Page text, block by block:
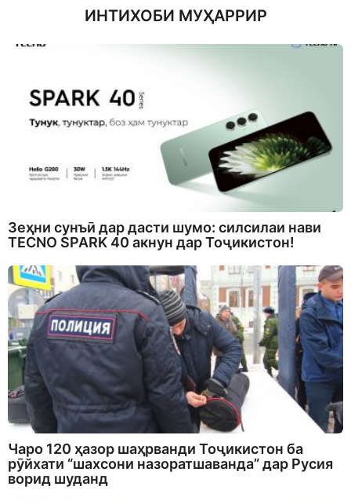
ИНТИХОБИ МУҲАРРИР
Зеҳни сунъӣ дар дасти шумо: силсилаи нави
TECNO SPARK 40 акнун дар Тоҷикистон!
Чаро 120 ҳазор шаҳрванди Тоҷикистон ба
рӯйхати “шахсони назоратшаванда” дар Русия
ворид шуданд